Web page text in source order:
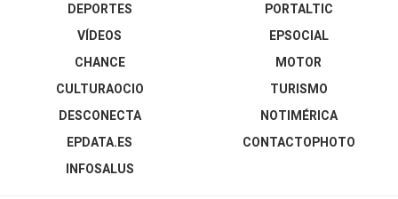
DEPORTES
VÍDEOS
PORTALTIC
EPSOCIAL
CHANCE
CULTURAOCIO
DESCONECTA
EPDATA.ES
INFOSALUS
MOTOR
TURISMO
NOTIMÉRICA
CONTACTOPHOTO